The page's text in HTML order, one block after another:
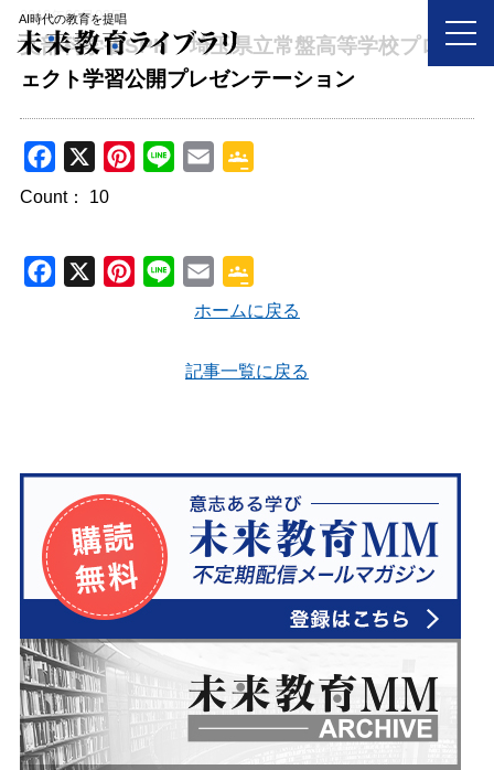
AI時代の教育を提唱
2018年06月02日
文部科学省SPH 埼玉県立常盤高等学校プロジ
ェクト学習公開プレゼンテーション
a
b
e
l
l
e
l
r
o
o
m
Count： 10
i
o
g
a
s
s
o
o
m
ホームに戻る
記事一覧に戻る